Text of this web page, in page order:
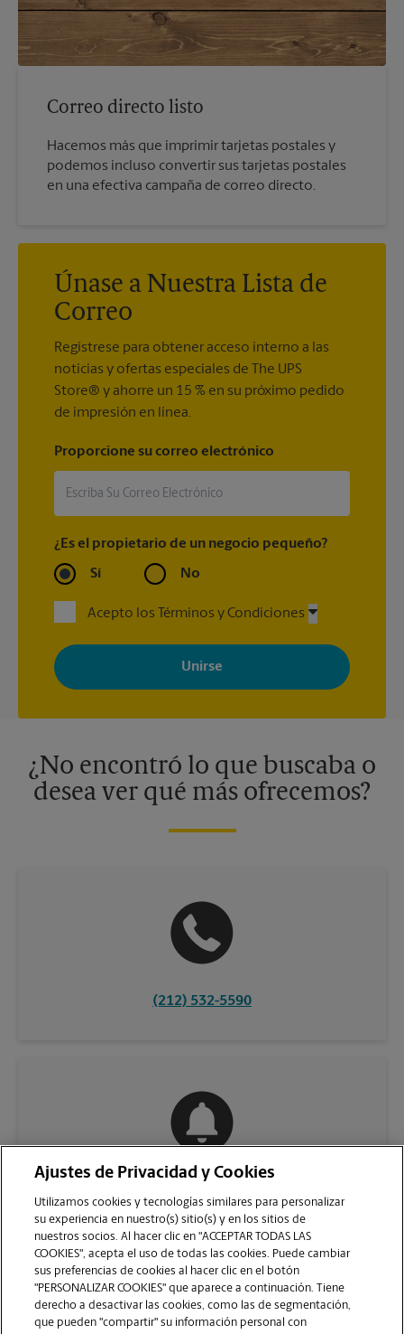
Correo directo listo
Hacemos más que imprimir tarjetas postales y
podemos incluso convertir sus tarjetas postales
en una efectiva campaña de correo directo.
Únase a Nuestra Lista de
Correo
Regístrese para obtener acceso interno a las
noticias y ofertas especiales de The UPS
Store® y ahorre un 15 % en su próximo pedido
de impresión en línea.
Proporcione su correo electrónico
¿Es el propietario de un negocio pequeño?
Sí No
Acepto los Términos y Condiciones
Al registrarse, acepta recibir correos electrónicos de The UPS
Store con noticias, ofertas especiales, promociones y mensajes
adaptados a sus intereses. Puede darse de baja en cualquier
momento. Para más información, consulte nuestra política de
¿No encontró lo que buscaba o
desea ver qué más ofrecemos?
(212) 532-5590
Ajustes de Privacidad y Cookies
Utilizamos cookies y tecnologías similares para personalizar
su experiencia en nuestro(s) sitio(s) y en los sitios de
nuestros socios. Al hacer clic en "ACCEPTAR TODAS LAS
COOKIES", acepta el uso de todas las cookies. Puede cambiar
sus preferencias de cookies al hacer clic en el botón
"PERSONALIZAR COOKIES" que aparece a continuación. Tiene
derecho a desactivar las cookies, como las de segmentación,
que pueden "compartir" su información personal con